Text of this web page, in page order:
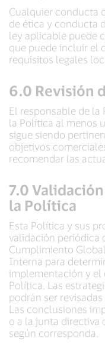
Cualquier conducta
de ética y conducta
ley aplicable puede
que puede incluir el
requisitos legales
6.0 Revisión
El responsable de la
la Política al menos
sigue siendo
objetivos
recomendar las
7.0
la Política
Esta Política y sus
validación periódica
Cumplimiento
Interna para
implementación y
Política. Las
podrán ser
Las conclusiones
o a la junta directiva
según corresponda.